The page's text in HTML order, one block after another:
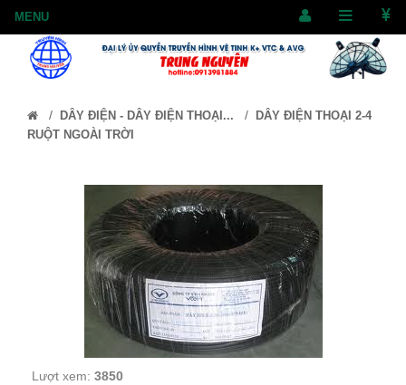
/ DÂY ĐIỆN - DÂY ĐIỆN THOẠI... / DÂY ĐIỆN THOẠI 2-4
RUỘT NGOÀI TRỜI
Lượt xem: 3850